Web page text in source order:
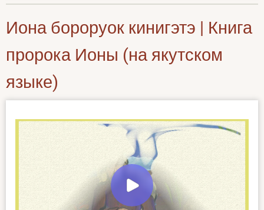
Иона бороруок кинигэтэ | Книга
пророка Ионы (на якутском
языке)